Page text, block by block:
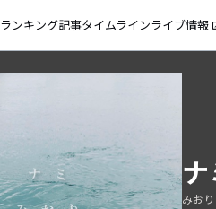
ランキング記事タイムラインライブ情報
ナ
みおり